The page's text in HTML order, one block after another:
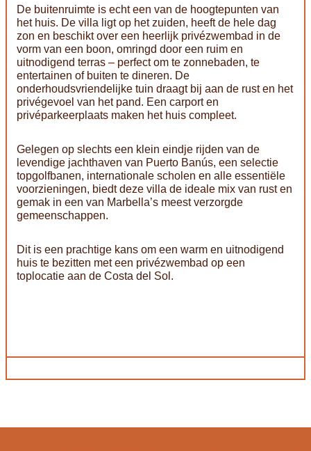
De buitenruimte is echt een van de hoogtepunten van
het huis. De villa ligt op het zuiden, heeft de hele dag
zon en beschikt over een heerlijk privézwembad in de
vorm van een boon, omringd door een ruim en
uitnodigend terras – perfect om te zonnebaden, te
entertainen of buiten te dineren. De
onderhoudsvriendelijke tuin draagt bij aan de rust en het
privégevoel van het pand. Een carport en
privéparkeerplaats maken het huis compleet.
Gelegen op slechts een klein eindje rijden van de
levendige jachthaven van Puerto Banús, een selectie
topgolfbanen, internationale scholen en alle essentiële
voorzieningen, biedt deze villa de ideale mix van rust en
gemak in een van Marbella’s meest verzorgde
gemeenschappen.
Dit is een prachtige kans om een warm en uitnodigend
huis te bezitten met een privézwembad op een
toplocatie aan de Costa del Sol.